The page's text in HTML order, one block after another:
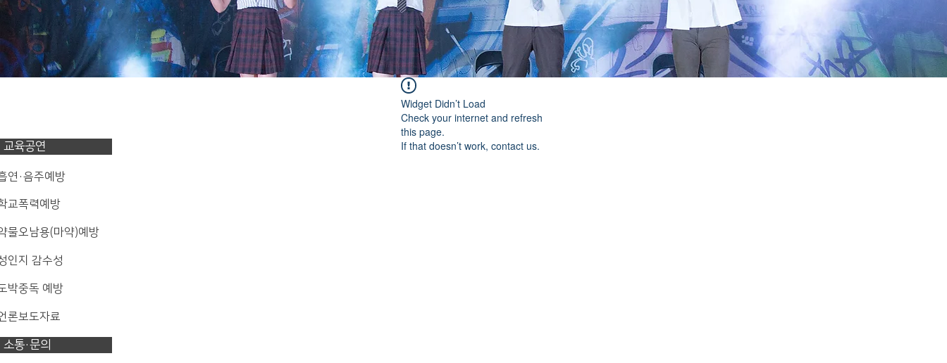
교육공연
연·음주예방
교폭력예방
물오남용(마약)예방
인지 감수성
박중독 예방
론보도자료
소통·문의
Widget Didn’t Load
Check your internet and refresh
this page.
If that doesn’t work, contact us.